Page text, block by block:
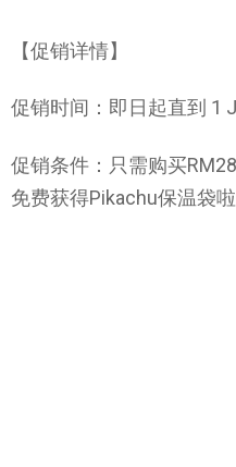
【促销详情】
促销时间：即日起直到 1
促销条件：只需购买
免费获得Pikachu保温袋啦